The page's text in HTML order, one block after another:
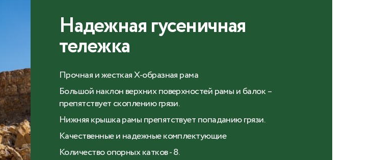
Надежная гусеничная
тележка
Прочная и жесткая Х-образная рама
Большой наклон верхних поверхностей рамы и балок –
препятствует скоплению грязи.
Нижняя крышка рамы препятствует попаданию грязи.
Качественные и надежные комплектующие
Количество опорных катков - 8.